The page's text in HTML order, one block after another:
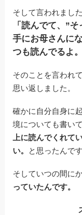
そして言われました
「読んでて、”
手にお母さんに
つも読んでるよ。
そのことを言われ
思い返しました。
確かに自分自身に
境についても書い
上に読んでくれて
い。 と思ったんです
そしていつの間に
っていたんです。